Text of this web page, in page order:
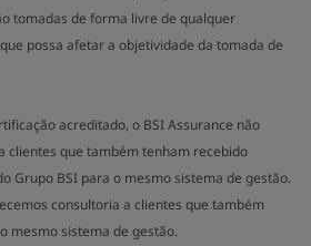
tomadas de forma livre de qualquer
possa afetar a objetividade da tomada de
acreditado, o BSI Assurance não
clientes que também tenham recebido
Grupo BSI para o mesmo sistema de gestão.
consultoria a clientes que também
mesmo sistema de gestão.